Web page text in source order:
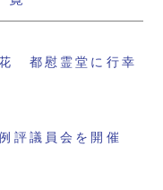
都慰霊堂に行幸
評議員会を開催